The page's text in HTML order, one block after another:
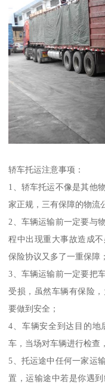
轿车托运注意事项：
1、轿车托运不像是其他
家正规，三有保障的物流
2、车辆运输前一定要与
程中出现重大事故造成
保险协议又多了一重保障；
3、车辆运输前一定要把
受损，虽然车辆有保险
要做到安全；
4、车辆安全到达目的地
车，当场对车辆进行检查
5、托运途中任何一家运
置，运输途中若是你遇